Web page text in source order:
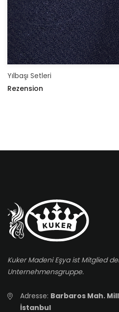
Yılbaşı Setleri
Rezension
Kuker Madeni Eşya ist Mitglied
Unternehmensgruppe.
Adresse: Barbaros Mah.
İstanbul